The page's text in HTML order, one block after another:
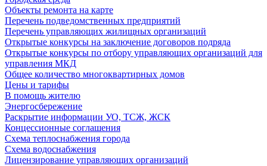
Объекты ремонта на карте
Перечень подведомственных предприятий
Перечень управляющих жилищных организаций
Открытые конкурсы на заключение договоров подряда
Открытые конкурсы по отбору управляющих организаций для
управления МКД
Общее количество многоквартирных домов
Цены и тарифы
В помощь жителю
Энергосбережение
Раскрытие информации УО, ТСЖ, ЖСК
Концессионные соглашения
Схема теплоснабжения города
Схема водоснабжения
Лицензирование управляющих организаций